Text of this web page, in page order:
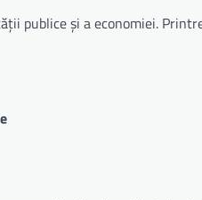
publice și a economiei.